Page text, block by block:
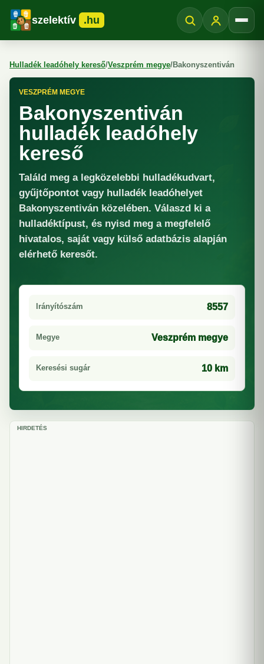
szelektív .hu
Hulladék leadóhely kereső/Veszprém megye/Bakonyszentiván
VESZPRÉM MEGYE
Bakonyszentiván
hulladék leadóhely
kereső
Találd meg a legközelebbi hulladékudvart,
gyűjtőpontot vagy hulladék leadóhelyet
Bakonyszentiván közelében. Válaszd ki a
hulladéktípust, és nyisd meg a megfelelő
hivatalos, saját vagy külső adatbázis alapján
elérhető keresőt.
Irányítószám 8557
Megye Veszprém megye
Keresési sugár 10 km
HIRDETÉS